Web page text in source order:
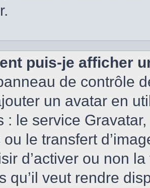
puis-je afficher
de contrôle
un avatar en
: le service
le transfert
d’activer ou non
qu’il veut rendre